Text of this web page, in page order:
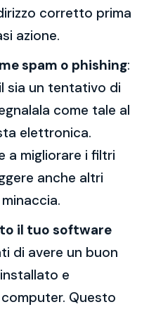
corretto prima
azione.
spam o phishing:
sia un tentativo di
come tale al
elettronica.
a migliorare i filtri
anche altri
il tuo software
di avere un buon
e
Questo